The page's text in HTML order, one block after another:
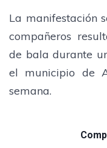
La manifestación
compañeros
de bala durante
el municipio de
semana.